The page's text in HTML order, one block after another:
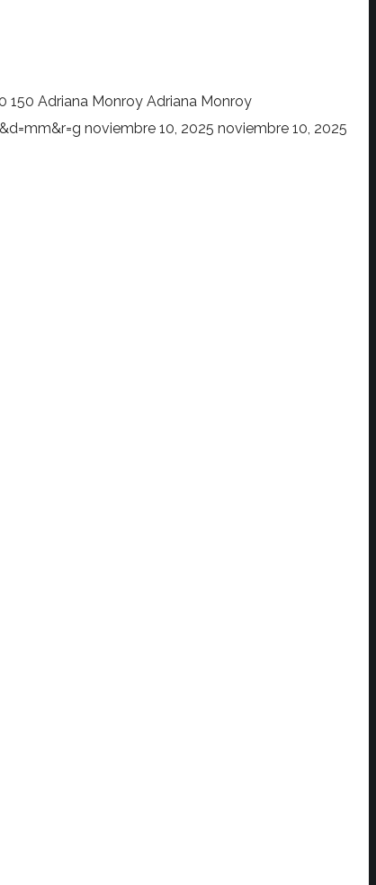
150 Adriana Monroy Adriana Monroy
noviembre 10, 2025 noviembre 10, 2025